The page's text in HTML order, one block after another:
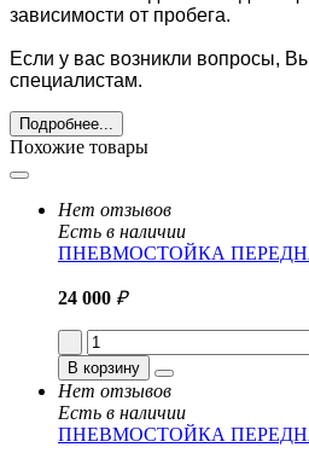
зависимости от пробега.
Если у вас возникли вопросы,
специалистам.
Подробнее...
Похожие товары
Нет отзывов
Есть в наличии
ПНЕВМОСТОЙКА
24 000 ₽
В корзину
Нет отзывов
Есть в наличии
ПНЕВМОСТОЙКА